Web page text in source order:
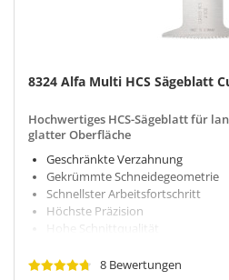
8324 Alfa Multi HCS Sägeblatt
Hochwertiges HCS-Sägeblatt für
glatter Oberfläche
Geschränkte Verzahnung
Gekrümmte Schneidegeometrie
Schnellster Arbeitsfortschritt
Höchste Präzision
Hohe Schnittqualität
Extrem robust8 Bewertungen